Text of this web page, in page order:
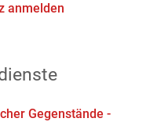
anmelden
Gegenstände -